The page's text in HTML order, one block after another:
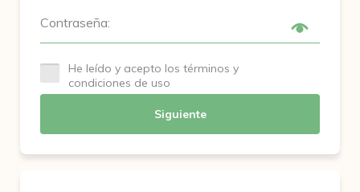
Contraseña:
He leído y acepto los términos y
condiciones de uso
Siguiente